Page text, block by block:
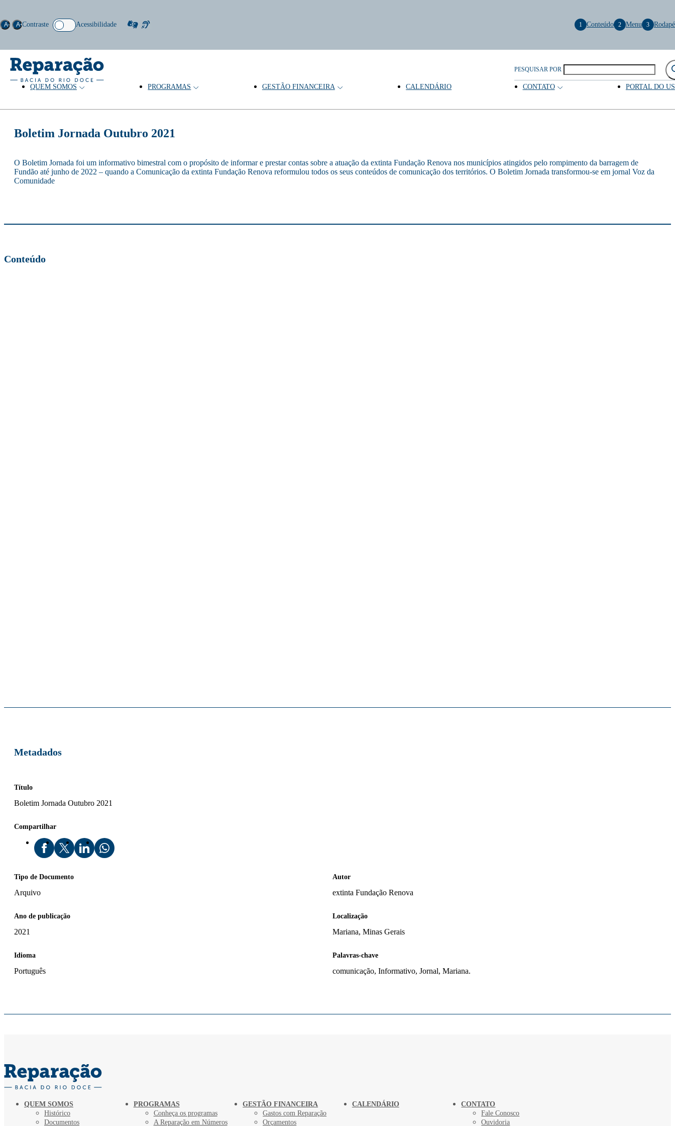
PESQUISAR POR
QUEM SOMOS PROGRAMAS GESTÃO FINANCEIRA CALENDÁRIO CONTATO PORTAL DO
Acessibilidade
A- A+Contraste 1 Conteúdo 2 Menu 3 Rodapé
Boletim Jornada Outubro 2021
O Boletim Jornada foi um informativo bimestral com o propósito de informar e prestar contas sobre a atuação da extinta Fundação Renova nos municípios atingidos pelo rompimento da barragem de
Fundão até junho de 2022 – quando a Comunicação da extinta Fundação Renova reformulou todos os seus conteúdos de comunicação dos territórios. O Boletim Jornada transformou-se em jornal Voz da
Comunidade
Conteúdo
Metadados
Título
Boletim Jornada Outubro 2021
Compartilhar
Tipo de Documento
Arquivo
Autor
extinta Fundação Renova
Ano de publicação
2021
Localização
Mariana, Minas Gerais
Idioma
Português
Palavras-chave
comunicação, Informativo, Jornal, Mariana.
QUEM SOMOS
Histórico
Documentos
PROGRAMAS
Conheça os programas
A Reparação em Números
GESTÃO FINANCEIRA
Gastos com Reparação
Orçamentos
CALENDÁRIO
CONTATO
Fale Conosco
Ouvidoria